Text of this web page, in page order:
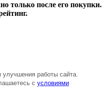
только после его покупки.
работы сайта.
с условиями